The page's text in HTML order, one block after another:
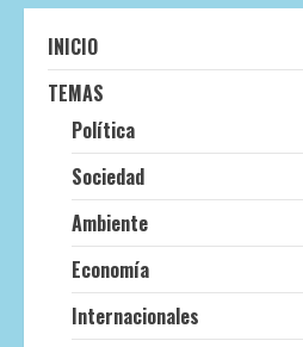
INICIO
TEMAS
Política
Sociedad
Ambiente
Economía
Internacionales